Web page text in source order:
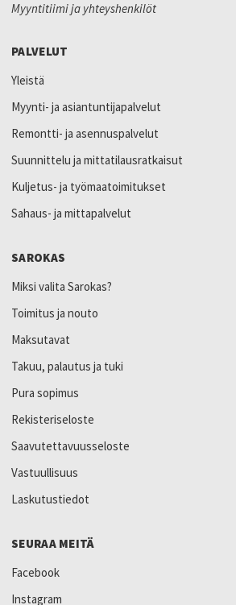
Myyntitiimi ja yhteyshenkilöt
PALVELUT
Yleistä
Myynti- ja asiantuntijapalvelut
Remontti- ja asennuspalvelut
Suunnittelu ja mittatilausratkaisut
Kuljetus- ja työmaatoimitukset
Sahaus- ja mittapalvelut
SAROKAS
Miksi valita Sarokas?
Toimitus ja nouto
Maksutavat
Takuu, palautus ja tuki
Pura sopimus
Rekisteriseloste
Saavutettavuusseloste
Vastuullisuus
Laskutustiedot
SEURAA MEITÄ
Facebook
Instagram